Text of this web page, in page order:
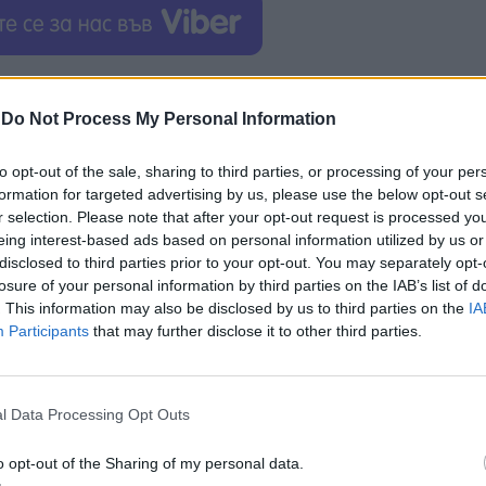
Do Not Process My Personal Information
opt-out of the sale, sharing to third parties, or processing of your
for targeted advertising by us, please use the below opt-out
selection. Please note that after your opt-out request is processed
interest-based ads based on personal information utilized by us
to third parties prior to your opt-out. You may separately
of your personal information by third parties on the IAB’s list of
This information may also be disclosed by us to third parties on the
Participants that may further disclose it to other third parties.
Data Processing Opt Outs
opt-out of the Sharing of my personal data.
относно търсенето в понеделник
с около 1,5%, според данните от
икономиката на Китай, основен вносител на
петрол Brent падна с 1,45%, до $75,5 за
за икономическо възстановяване в Китай,
Миналата седмица властите неочаквано
да подкрепят икономиката на
банка на Китай във вторник относно
от 3,65%.